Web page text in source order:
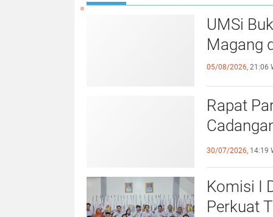
Lestarikan Kearifan Lokal, Tim
UMSi
Magang
05/08/2026, 21:06
Rapat
dengan
30/07/2026, 14:19
Komisi I
Perkuat